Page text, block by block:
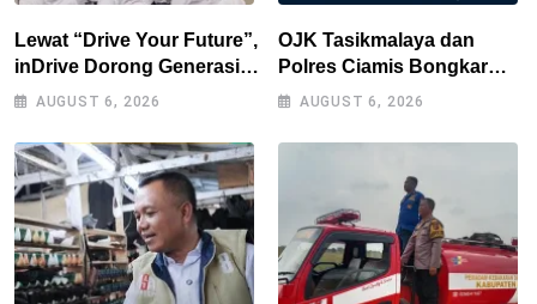
Lewat “Drive Your Future”,
inDrive Dorong Generasi
Muda Bandung Jadi
Lebih Bertanggung Jawab
AUGUST 6, 2026
OJK Tasikmalaya dan
Polres Ciamis Bongkar
Modus Penipuan Titip
Korban Tembus Rp500
AUGUST 6, 2026